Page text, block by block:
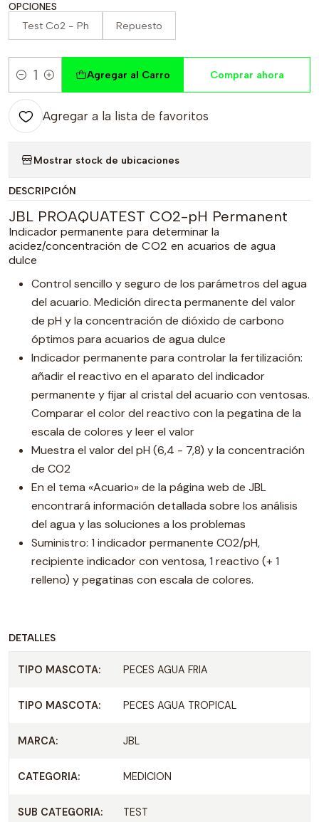
OPCIONES
Test Co2 - Ph Repuesto
Cantidad
Agregar al Carro Comprar ahora
Agregar a la lista de favoritos
Mostrar stock de ubicaciones
DESCRIPCIÓN
JBL PROAQUATEST CO2-pH Permanent
Indicador permanente para determinar la
acidez/concentración de CO2 en acuarios de agua
dulce
Control sencillo y seguro de los parámetros del agua
del acuario. Medición directa permanente del valor
de pH y la concentración de dióxido de carbono
óptimos para acuarios de agua dulce
Indicador permanente para controlar la fertilización:
añadir el reactivo en el aparato del indicador
permanente y fijar al cristal del acuario con ventosas.
Comparar el color del reactivo con la pegatina de la
escala de colores y leer el valor
Muestra el valor del pH (6,4 - 7,8) y la concentración
de CO2
En el tema «Acuario» de la página web de JBL
encontrará información detallada sobre los análisis
del agua y las soluciones a los problemas
Suministro: 1 indicador permanente CO2/pH,
recipiente indicador con ventosa, 1 reactivo (+ 1
relleno) y pegatinas con escala de colores.
DETALLES
TIPO MASCOTA: PECES AGUA FRIA
TIPO MASCOTA: PECES AGUA TROPICAL
MARCA: JBL
CATEGORIA: MEDICION
SUB CATEGORIA: TEST